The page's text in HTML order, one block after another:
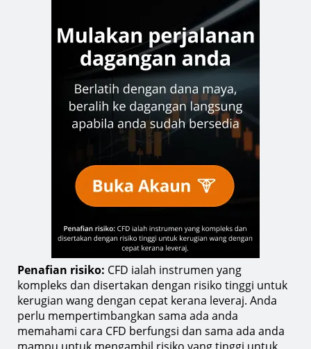
Penafian risiko: CFD ialah instrumen yang
kompleks dan disertakan dengan risiko tinggi untuk
kerugian wang dengan cepat kerana leveraj. Anda
perlu mempertimbangkan sama ada anda
memahami cara CFD berfungsi dan sama ada anda